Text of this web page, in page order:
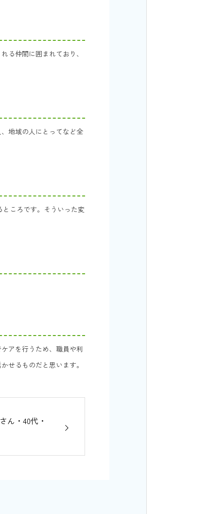
る仲間に囲まれており、
地域の人にとってなど全
ころです。そういった変
アを行うため、職員や利
せるものだと思います。
ん・40代・